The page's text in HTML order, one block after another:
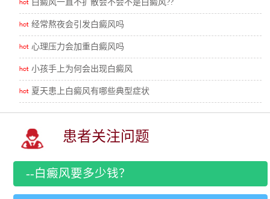
白癜风一直不扩散会不会不是白癜风??
经常熬夜会引发白癜风吗
心理压力会加重白癜风吗
小孩手上为何会出现白癜风
夏天患上白癜风有哪些典型症状
患者关注问题
--白癜风要多少钱？